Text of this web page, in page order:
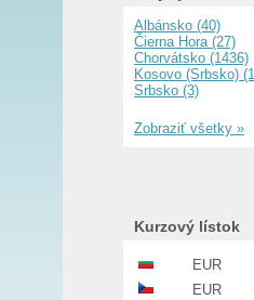
Albánsko (40)
Čierna Hora (27)
Chorvátsko (1436)
Kosovo (Srbsko)
Srbsko (3)
Zobraziť všetky »
Kurzový lístok
EUR
EUR